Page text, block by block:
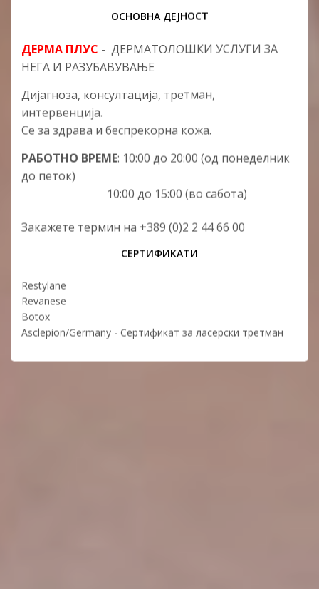
ОСНОВНА ДЕЈНОСТ
ДЕРМА ПЛУС - ДЕРМАТОЛОШКИ УСЛУГИ ЗА
НЕГА И РАЗУБАВУВАЊЕ
Дијагноза, консултација, третман,
интервенција.
Се за здрава и беспрекорна кожа.
РАБОТНО ВРЕМЕ: 10:00 до 20:00 (од понеделник
до петок)
10:00 до 15:00 (во сабота)
Закажете термин на +389 (0)2 2 44 66 00
СЕРТИФИКАТИ
Restylane
Revanese
Botox
Asclepion/Germany - Сертификат за ласерски третман